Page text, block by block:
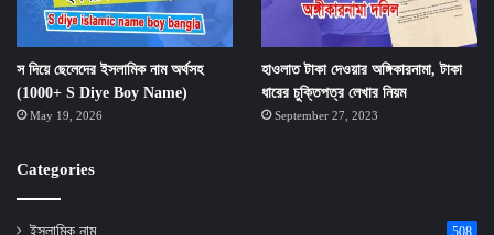
স দিয়ে ছেলেদের ইসলামিক নাম অর্থসহ
(1000+ S Diye Boy Name)
May 19, 2026
হাওলাত টাকা দেওয়ার অঙ্গিকারনামা, টাকা
ধারের চুক্তিপত্র লেখার নিয়ম
September 27, 2023
Categories
ইসলামিক নাম 508